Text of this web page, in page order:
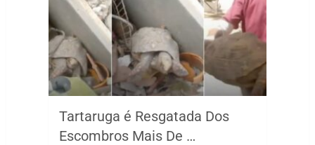
Tartaruga é Resgatada Dos
Escombros Mais De …